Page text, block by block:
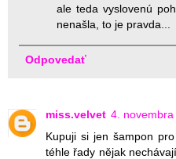
ale teda vyslovenú
nenašla, to je pravda...
Odpovedať
miss.velvet 4.
Kupuji si jen šampon
téhle řady nějak